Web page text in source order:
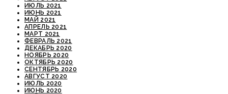
ИЮЛЬ 2021
ИЮНЬ 2021
МАЙ 2021
АПРЕЛЬ 2021
МАРТ 2021
ФЕВРАЛЬ 2021
ДЕКАБРЬ 2020
НОЯБРЬ 2020
ОКТЯБРЬ 2020
СЕНТЯБРЬ 2020
АВГУСТ 2020
ИЮЛЬ 2020
ИЮНЬ 2020